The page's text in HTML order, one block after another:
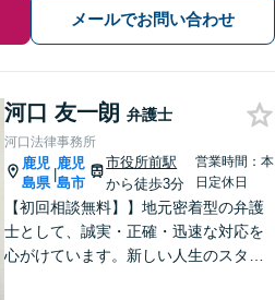
メールでお問い合わせ
河口 友一朗 弁護士
河口法律事務所
鹿児
島県
|
鹿児
島市
市役所前駅
から徒歩3分
営業時間：本
日定休日
【初回相談無料】】地元密着型の弁護
士として、誠実・正確・迅速な対応を
心がけています。新しい人生のスター